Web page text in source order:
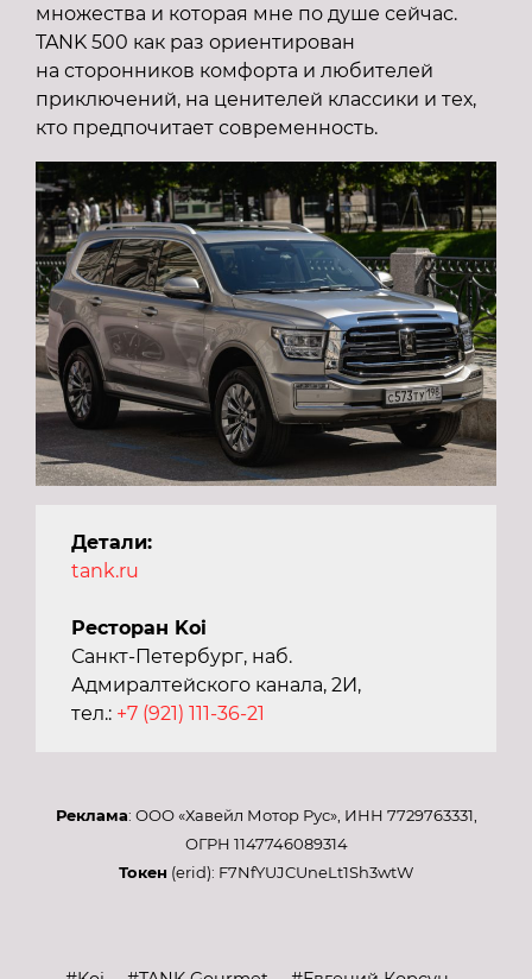
множества и которая мне по душе сейчас.
TANK 500 как раз ориентирован
на сторонников комфорта и любителей
приключений, на ценителей классики и тех,
кто предпочитает современность.
Детали:
tank.ru
Ресторан Koi
Санкт-Петербург, наб.
Адмиралтейского канала, 2И,
тел.: +7 (921) 111-36-21
Реклама: ООО «Хавейл Мотор Рус», ИНН 7729763331,
ОГРН 1147746089314
Токен (erid): F7NfYUJCUneLt1Sh3wtW